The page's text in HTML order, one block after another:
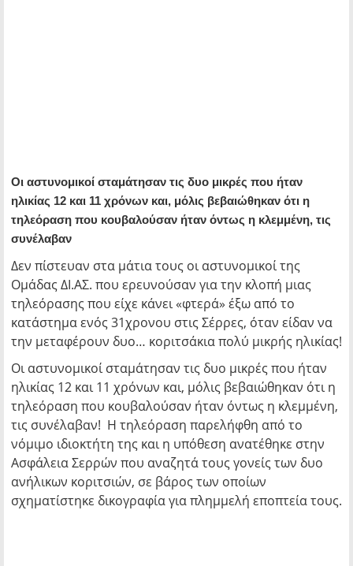
Οι αστυνομικοί σταμάτησαν τις δυο μικρές που ήταν
ηλικίας 12 και 11 χρόνων και, μόλις βεβαιώθηκαν ότι η
τηλεόραση που κουβαλούσαν ήταν όντως η κλεμμένη, τις
συνέλαβαν
Δεν πίστευαν στα μάτια τους οι αστυνομικοί της
Ομάδας ΔΙ.ΑΣ. που ερευνούσαν για την κλοπή μιας
τηλεόρασης που είχε κάνει «φτερά» έξω από το
κατάστημα ενός 31χρονου στις Σέρρες, όταν είδαν να
την μεταφέρουν δυο… κοριτσάκια πολύ μικρής ηλικίας!
Οι αστυνομικοί σταμάτησαν τις δυο μικρές που ήταν
ηλικίας 12 και 11 χρόνων και, μόλις βεβαιώθηκαν ότι η
τηλεόραση που κουβαλούσαν ήταν όντως η κλεμμένη,
τις συνέλαβαν! Η τηλεόραση παρελήφθη από το
νόμιμο ιδιοκτήτη της και η υπόθεση ανατέθηκε στην
Ασφάλεια Σερρών που αναζητά τους γονείς των δυο
ανήλικων κοριτσιών, σε βάρος των οποίων
σχηματίστηκε δικογραφία για πλημμελή εποπτεία τους.